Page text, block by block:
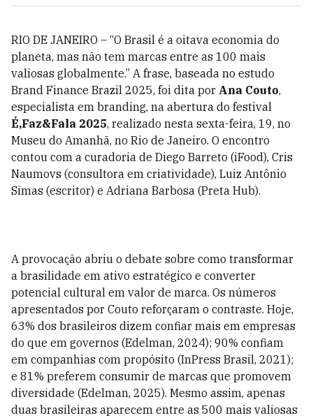
RIO DE JANEIRO – “O Brasil é a oitava economia do
planeta, mas não tem marcas entre as 100 mais
valiosas globalmente.” A frase, baseada no estudo
Brand Finance Brazil 2025, foi dita por Ana Couto,
especialista em branding, na abertura do festival
É,Faz&Fala 2025, realizado nesta sexta-feira, 19, no
Museu do Amanhã, no Rio de Janeiro. O encontro
contou com a curadoria de Diego Barreto (iFood), Cris
Naumovs (consultora em criatividade), Luiz Antônio
Simas (escritor) e Adriana Barbosa (Preta Hub).
A provocação abriu o debate sobre como transformar
a brasilidade em ativo estratégico e converter
potencial cultural em valor de marca. Os números
apresentados por Couto reforçaram o contraste. Hoje,
63% dos brasileiros dizem confiar mais em empresas
do que em governos (Edelman, 2024); 90% confiam
em companhias com propósito (InPress Brasil, 2021);
e 81% preferem consumir de marcas que promovem
diversidade (Edelman, 2025). Mesmo assim, apenas
duas brasileiras aparecem entre as 500 mais valiosas